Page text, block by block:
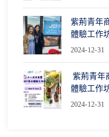
紫荊青年
體驗工作
2024-12-31
紫荊青年
體驗工作
2024-12-31